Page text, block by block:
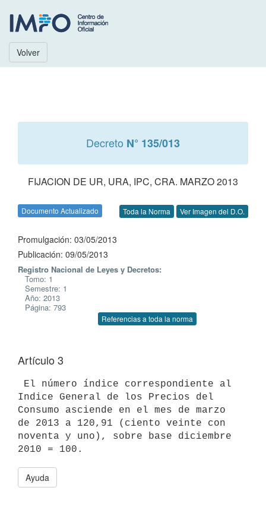
Volver
Decreto N° 135/013
FIJACION DE UR, URA, IPC, CRA. MARZO 2013
Documento Actualizado Toda la Norma Ver Imagen del D.O.
Promulgación: 03/05/2013
Publicación: 09/05/2013
Registro Nacional de Leyes y Decretos:
Tomo: 1
Semestre: 1
Año: 2013
Página: 793
Referencias a toda la norma
Artículo 3
Indice General de los Precios del
Consumo asciende en el mes de marzo
de 2013 a 120,91 (ciento veinte con
noventa y uno), sobre base diciembre
Ayuda